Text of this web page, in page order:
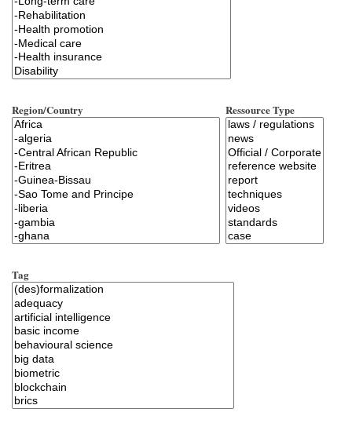
Region/Country Ressource Type
Tag